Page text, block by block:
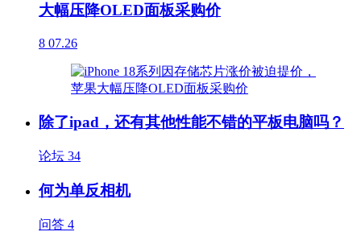
大幅压降OLED面板采购价
8 07.26
除了ipad，还有其他性能不错的平板电脑吗？
论坛 34
何为单反相机
问答 4